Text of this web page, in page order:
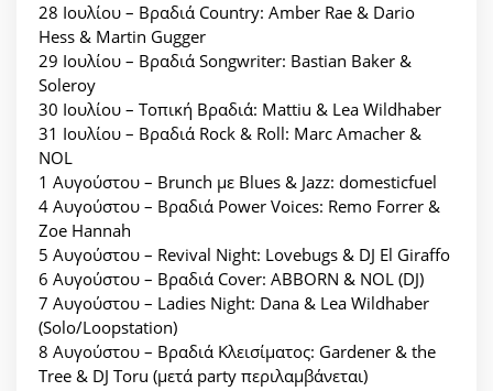
28 Ιουλίου – Βραδιά Country: Amber Rae & Dario
Hess & Martin Gugger
29 Ιουλίου – Βραδιά Songwriter: Bastian Baker &
Soleroy
30 Ιουλίου – Τοπική Βραδιά: Mattiu & Lea Wildhaber
31 Ιουλίου – Βραδιά Rock & Roll: Marc Amacher &
NOL
1 Αυγούστου – Brunch με Blues & Jazz: domesticfuel
4 Αυγούστου – Βραδιά Power Voices: Remo Forrer &
Zoe Hannah
5 Αυγούστου – Revival Night: Lovebugs & DJ El Giraffo
6 Αυγούστου – Βραδιά Cover: ABBORN & NOL (DJ)
7 Αυγούστου – Ladies Night: Dana & Lea Wildhaber
(Solo/Loopstation)
8 Αυγούστου – Βραδιά Κλεισίματος: Gardener & the
Tree & DJ Toru (μετά party περιλαμβάνεται)